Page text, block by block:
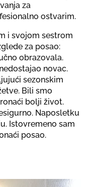
za
ostvarim.
i svojom sestrom
za posao:
obrazovala.
novac.
sezonskim
Bili smo
bolji život.
Naposletku
Istovremeno sam
posao.